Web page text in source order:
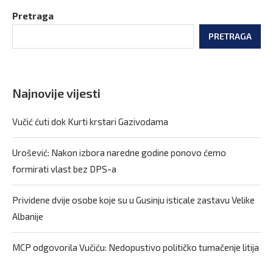
Pretraga
PRETRAGA
Najnovije vijesti
Vučić ćuti dok Kurti krstari Gazivodama
Urošević: Nakon izbora naredne godine ponovo ćemo
formirati vlast bez DPS-a
Prividene dvije osobe koje su u Gusinju isticale zastavu Velike
Albanije
MCP odgovorila Vučiću: Nedopustivo političko tumačenje litija